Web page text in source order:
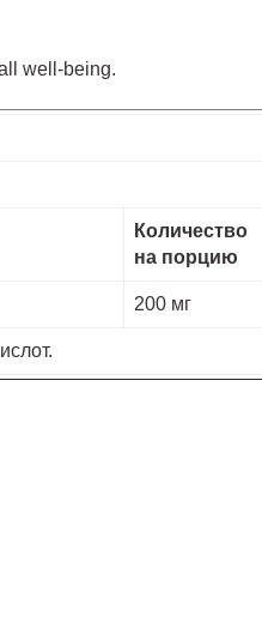
well-being.
Количество
на порцию
200 мг